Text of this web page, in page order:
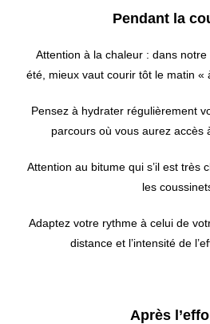
Pendant la
Attention à la chaleur : dans
été, mieux vaut courir tôt le matin «
Pensez à hydrater régulièrement
parcours où vous aurez accès
Attention au bitume qui s’il est très
les
Adaptez votre rythme à celui de
distance et l’intensité de
Après